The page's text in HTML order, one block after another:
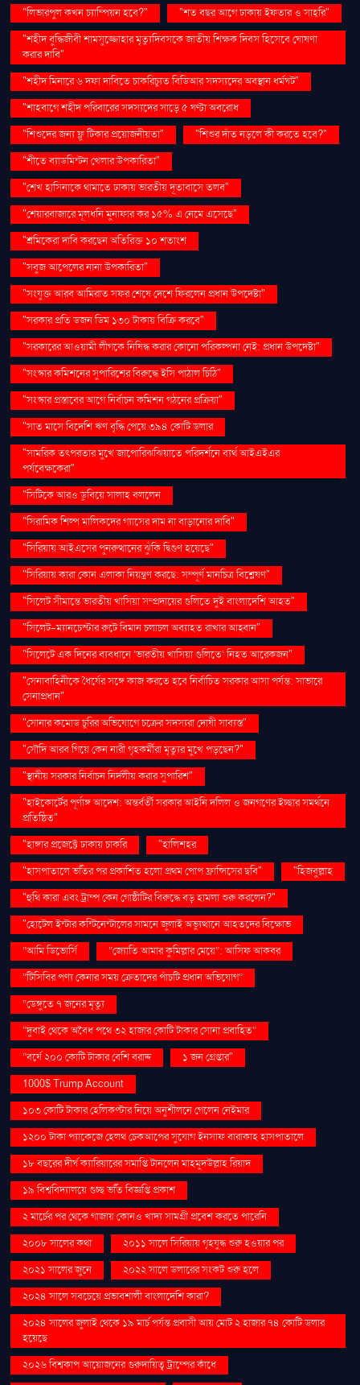
"লিভারপুল কখন চ্যাম্পিয়ন হবে?"
"শত বছর আগে ঢাকায় ইফতার ও সাহ্‌রি"
"শহীদ বুদ্ধিজীবী শামসুজ্জোহার মৃত্যুদিবসকে জাতীয় শিক্ষক দিবস হিসেবে ঘোষণা
করার দাবি"
"শহীদ মিনারে ৬ দফা দাবিতে চাকরিচ্যুত বিডিআর সদস্যদের অবস্থান ধর্মঘট"
"শাহবাগে শহীদ পরিবারের সদস্যদের সাড়ে ৫ ঘণ্টা অবরোধ
"শিশুদের জন্য ফ্লু টিকার প্রয়োজনীয়তা"
"শিশুর দাঁত নড়লে কী করতে হবে?"
"শীতে ব্যাডমিন্টন খেলার উপকারিতা"
"শেখ হাসিনাকে থামাতে ঢাকায় ভারতীয় দূতাবাসে তলব"
"শেয়ারবাজারে মূলধনি মুনাফার কর ১৫% এ নেমে এসেছে"
"শ্রমিকেরা দাবি করছেন অতিরিক্ত ১০ শতাংশ
"সবুজ আপেলের নানা উপকারিতা"
"সংযুক্ত আরব আমিরাত সফর শেষে দেশে ফিরলেন প্রধান উপদেষ্টা"
"সরকার প্রতি ডজন ডিম ১৩০ টাকায় বিক্রি করবে"
"সরকারের আওয়ামী লীগকে নিষিদ্ধ করার কোনো পরিকল্পনা নেই: প্রধান উপদেষ্টা"
"সংস্কার কমিশনের সুপারিশের বিরুদ্ধে ইসি পাঠাল চিঠি"
"সংস্কার প্রস্তাবের আগে নির্বাচন কমিশন গঠনের প্রক্রিয়া"
"সাত মাসে বিদেশি ঋণ বৃদ্ধি পেয়ে ৩৯৪ কোটি ডলার
"সামরিক তৎপরতার মুখে জাপোরিঝঝিয়াতে পরিদর্শনে ব্যর্থ আইএইএর
পর্যবেক্ষকেরা"
"সিটিকে আরও ডুবিয়ে সালাহ বললেন
"সিরামিক শিল্প মালিকদের গ্যাসের দাম না বাড়ানোর দাবি"
"সিরিয়ায় আইএসের পুনরুত্থানের ঝুঁকি দ্বিগুণ হয়েছে"
"সিরিয়ায় কারা কোন এলাকা নিয়ন্ত্রণ করছে: সম্পূর্ণ মানচিত্র বিশ্লেষণ"
"সিলেট সীমান্তে ভারতীয় খাসিয়া সম্প্রদায়ের গুলিতে দুই বাংলাদেশি আহত"
"সিলেট-ম্যানচেস্টার রুটে বিমান চলাচল অব্যাহত রাখার আহ্বান"
"সিলেটে এক দিনের ব্যবধানে ‘ভারতীয় খাসিয়া গু‌লিতে’ নিহত আরেকজন"
"সেনাবাহিনীকে ধৈর্যের সঙ্গে কাজ করতে হবে নির্বাচিত সরকার আসা পর্যন্ত: সাভারে
সেনাপ্রধান"
"সোনার কমোড চুরির অভিযোগে চক্রের সদস্যরা দোষী সাব্যস্ত"
"সৌদি আরব গিয়ে কেন নারী গৃহকর্মীরা মৃত্যুর মুখে পড়ছেন?"
"স্থানীয় সরকার নির্বাচন নির্দলীয় করার সুপারিশ"
"হাইকোর্টের পূর্ণাঙ্গ আদেশ: অন্তর্বর্তী সরকার আইনি দলিল ও জনগণের ইচ্ছার সমর্থনে
প্রতিষ্ঠিত"
"হাঙ্গার প্রজেক্টে ঢাকায় চাকরি
"হালিশহর
"হাসপাতালে ভর্তির পর প্রকাশিত হলো প্রথম পোপ ফ্রান্সিসের ছবি"
"হিজবুল্লাহ
"হুথি কারা এবং ট্রাম্প কেন গোষ্ঠীটির বিরুদ্ধে বড় হামলা শুরু করলেন?"
"হোটেল ইন্টার কন্টিনেন্টালের সামনে জুলাই অভ্যুত্থানে আহতদের বিক্ষোভ
“আমি ডিভোর্সি
“জ্যোতি আমার কুমিল্লার মেয়ে”: আসিফ আকবর
“টিসিবির পণ্য কেনার সময় ক্রেতাদের পাঁচটি প্রধান অভিযোগ”
“ডেঙ্গুতে ৭ জনের মৃত্যু
“দুবাই থেকে অবৈধ পথে ৩২ হাজার কোটি টাকার সোনা প্রবাহিত”
“বর্ষে ২০০ কোটি টাকার বেশি বরাদ্দ
১ জন গ্রেপ্তার"
1000$ Trump Account
১০৩ কোটি টাকার হেলিকপ্টার নিয়ে অনুশীলনে গেলেন নেইমার
১২০০ টাকা প্যাকেজে হেলথ চেকআপের সুযোগ ইনসাফ বারাকাহ হাসপাতালে
১৮ বছরের দীর্ঘ ক্যারিয়ারের সমাপ্তি টানলেন মাহমুদউল্লাহ রিয়াদ
১৯ বিশ্ববিদ্যালয়ে গুচ্ছ ভর্তি বিজ্ঞপ্তি প্রকাশ
২ মার্চের পর থেকে গাজায় কোনও খাদ্য সামগ্রী প্রবেশ করতে পারেনি
২০০৮ সালের কথা
২০১১ সালে সিরিয়ায় গৃহযুদ্ধ শুরু হওয়ার পর
২০২১ সালের জুনে
২০২২ সালে ডলারের সংকট শুরু হলে
২০২৪ সালে সবচেয়ে প্রভাবশালী বাংলাদেশি কারা?
২০২৪ সালের জুলাই থেকে ১৯ মার্চ পর্যন্ত প্রবাসী আয় মোট ২ হাজার ৭৪ কোটি ডলার
হয়েছে
২০২৬ বিশ্বকাপ আয়োজনের গুরুদায়িত্ব ট্রাম্পের কাঁধে